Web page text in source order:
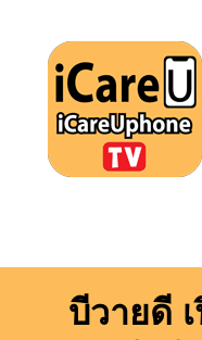
content
บีวายดี